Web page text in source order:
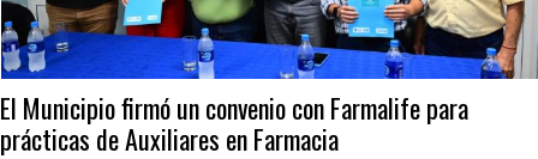
El Municipio firmó un convenio con Farmalife para
prácticas de Auxiliares en Farmacia